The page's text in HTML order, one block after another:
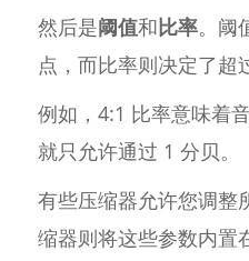
然后是阈值和比率。阈
点，而比率则决定了超
例如，4:1 比率意味着
就只允许通过 1 分贝。
有些压缩器允许您调整
缩器则将这些参数内置